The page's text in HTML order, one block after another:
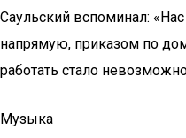
Саульский вспоминал:
напрямую, приказом по
работать стало
Музыка